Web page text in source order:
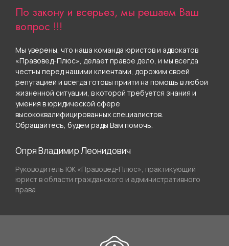
По закону и всерьез, мы решаем Ваш
вопрос !!!
Мы уверены, что наша команда юристов и адвокатов
«Правовед-Плюс», делает правое дело, и мы всегда
честны перед нашими клиентами, дорожим своей
репутацией и всегда готовы прийти на помощь в любой
жизненной ситуации, в которой требуется знания и
умения в юридической сфере
высококвалифицированных специалистов.
Обращайтесь, будем рады Вам помочь.
Опря Владимир Леонидович
Руководитель ЮК «Правовед-Плюс», практикующий
юрист в области гражданского и административного
права